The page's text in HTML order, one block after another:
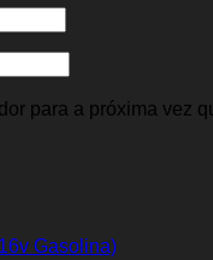
para a próxima vez